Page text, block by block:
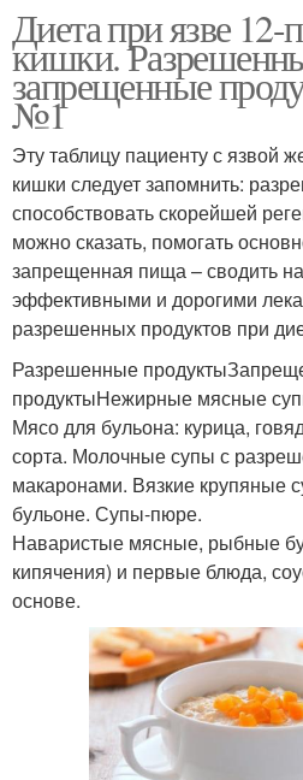
Диета при язве 12-
кишки.
запрещенные
№1
Эту таблицу пациенту с язвой
кишки следует запомнить:
способствовать скорейшей
можно сказать, помогать
запрещенная пища – сводить
эффективными и дорогими
разрешенных продуктов при
Разрешенные
продуктыНежирные мясные
Мясо для бульона: курица,
сорта. Молочные супы с
макаронами. Вязкие крупяные
бульоне. Супы-пюре.
Наваристые мясные, рыбные
кипячения) и первые блюда,
основе.